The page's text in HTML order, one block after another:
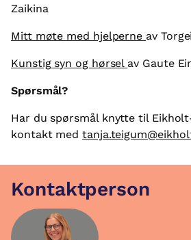
Zaikina
Mitt møte med hjelperne av
Kunstig syn og hørsel av Gaute
Spørsmål?
Har du spørsmål knytte til
kontakt med
Kontaktperson